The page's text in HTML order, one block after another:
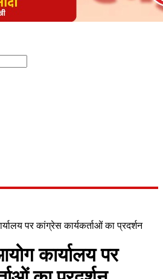
पर कांग्रेस कार्यकर्ताओं का प्रदर्शन
कार्यालय पर